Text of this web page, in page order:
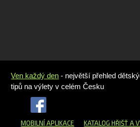
Ven každý den - největší přehled
tipů na výlety v celém Česku
MOBILNÍ APLIKACE KATALOG HŘIŠŤA